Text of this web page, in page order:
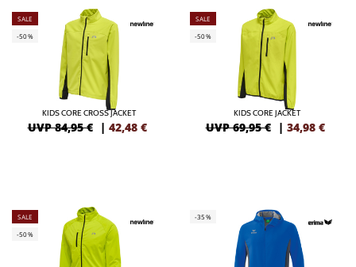
SALE
-50%
KIDS CORE CROSS JACKET
UVP 84,95 € | 42,48 €
SALE
-50%
KIDS CORE JACKET
UVP 69,95 € | 34,98 €
SALE
-50%
-35%